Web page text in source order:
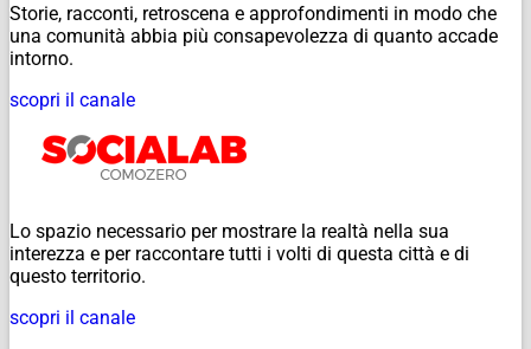
Storie, racconti, retroscena e approfondimenti in modo che
una comunità abbia più consapevolezza di quanto accade
intorno.
scopri il canale
Lo spazio necessario per mostrare la realtà nella sua
interezza e per raccontare tutti i volti di questa città e di
questo territorio.
scopri il canale